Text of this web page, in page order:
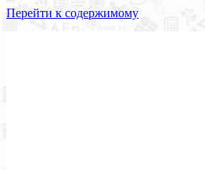
Перейти к содержимому